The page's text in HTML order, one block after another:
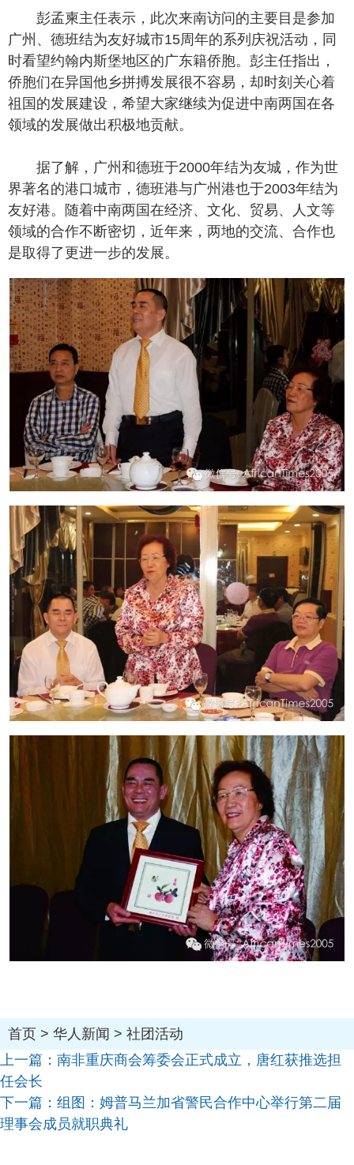
彭孟柬主任表示，此次来南访问的主要目是参加
广州、德班结为友好城市15周年的系列庆祝活动，同
时看望约翰内斯堡地区的广东籍侨胞。彭主任指出，
侨胞们在异国他乡拼搏发展很不容易，却时刻关心着
祖国的发展建设，希望大家继续为促进中南两国在各
领域的发展做出积极地贡献。
据了解，广州和德班于2000年结为友城，作为世
界著名的港口城市，德班港与广州港也于2003年结为
友好港。随着中南两国在经济、文化、贸易、人文等
领域的合作不断密切，近年来，两地的交流、合作也
是取得了更进一步的发展。
首页 > 华人新闻 > 社团活动
上一篇： 南非重庆商会筹委会正式成立，唐红获推选担
任会长
下一篇： 组图：姆普马兰加省警民合作中心举行第二届
理事会成员就职典礼